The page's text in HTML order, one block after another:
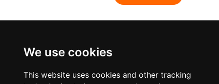
We use cookies
This website uses cookies and other tracking